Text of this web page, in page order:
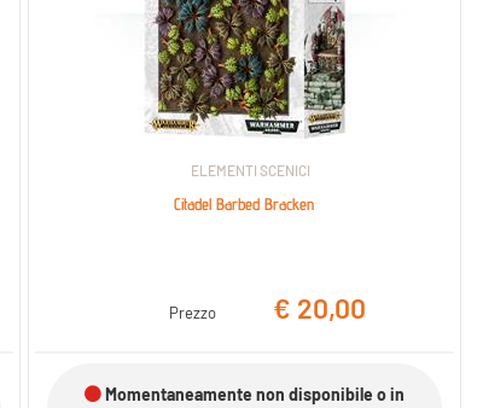
ELEMENTI SCENICI
Citadel Barbed Bracken
Prezzo € 20,00
Momentaneamente non disponibile o in